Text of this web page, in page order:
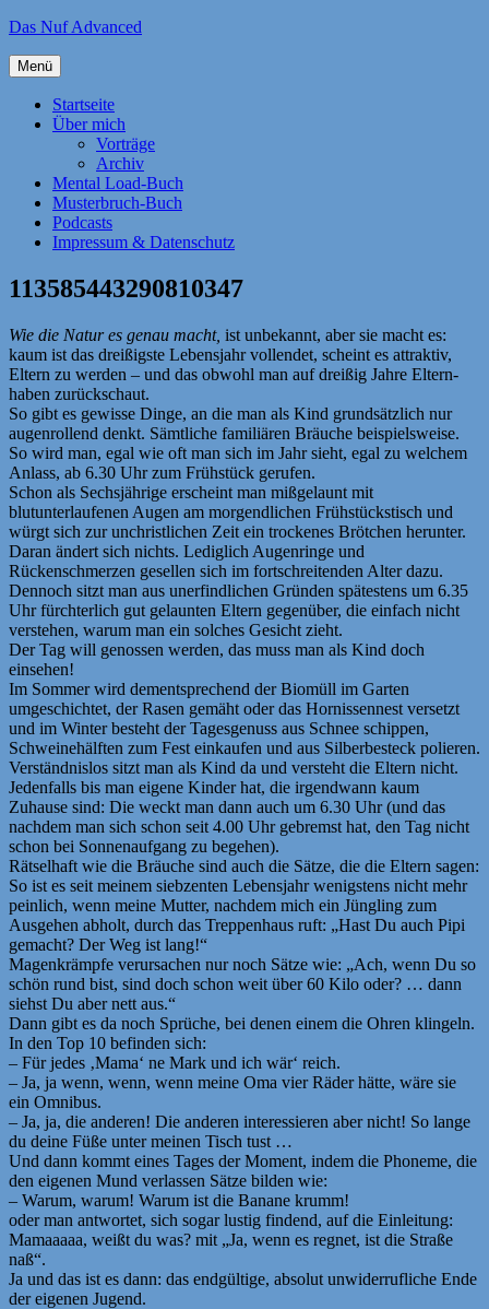
Zum
springen
Das Nuf Advanced
Menü
Startseite
Über mich
Vorträge
Archiv
Mental Load-Buch
Musterbruch-Buch
Podcasts
Impressum & Datenschutz
113585443290810347
Wie die Natur es genau macht, ist unbekannt, aber sie macht es:
kaum ist das dreißigste Lebensjahr vollendet, scheint es attraktiv,
Eltern zu werden – und das obwohl man auf dreißig Jahre Eltern-
haben zurückschaut.
So gibt es gewisse Dinge, an die man als Kind grundsätzlich nur
augenrollend denkt. Sämtliche familiären Bräuche beispielsweise.
So wird man, egal wie oft man sich im Jahr sieht, egal zu welchem
Anlass, ab 6.30 Uhr zum Frühstück gerufen.
Schon als Sechsjährige erscheint man mißgelaunt mit
blutunterlaufenen Augen am morgendlichen Frühstückstisch und
würgt sich zur unchristlichen Zeit ein trockenes Brötchen herunter.
Daran ändert sich nichts. Lediglich Augenringe und
Rückenschmerzen gesellen sich im fortschreitenden Alter dazu.
Dennoch sitzt man aus unerfindlichen Gründen spätestens um 6.35
Uhr fürchterlich gut gelaunten Eltern gegenüber, die einfach nicht
verstehen, warum man ein solches Gesicht zieht.
Der Tag will genossen werden, das muss man als Kind doch
einsehen!
Im Sommer wird dementsprechend der Biomüll im Garten
umgeschichtet, der Rasen gemäht oder das Hornissennest versetzt
und im Winter besteht der Tagesgenuss aus Schnee schippen,
Schweinehälften zum Fest einkaufen und aus Silberbesteck polieren.
Verständnislos sitzt man als Kind da und versteht die Eltern nicht.
Jedenfalls bis man eigene Kinder hat, die irgendwann kaum
Zuhause sind: Die weckt man dann auch um 6.30 Uhr (und das
nachdem man sich schon seit 4.00 Uhr gebremst hat, den Tag nicht
schon bei Sonnenaufgang zu begehen).
Rätselhaft wie die Bräuche sind auch die Sätze, die die Eltern sagen:
So ist es seit meinem siebzenten Lebensjahr wenigstens nicht mehr
peinlich, wenn meine Mutter, nachdem mich ein Jüngling zum
Ausgehen abholt, durch das Treppenhaus ruft: „Hast Du auch Pipi
gemacht? Der Weg ist lang!“
Magenkrämpfe verursachen nur noch Sätze wie: „Ach, wenn Du so
schön rund bist, sind doch schon weit über 60 Kilo oder? … dann
siehst Du aber nett aus.“
Dann gibt es da noch Sprüche, bei denen einem die Ohren klingeln.
In den Top 10 befinden sich:
– Für jedes ‚Mama‘ ne Mark und ich wär‘ reich.
– Ja, ja wenn, wenn, wenn meine Oma vier Räder hätte, wäre sie
ein Omnibus.
– Ja, ja, die anderen! Die anderen interessieren aber nicht! So lange
du deine Füße unter meinen Tisch tust …
Und dann kommt eines Tages der Moment, indem die Phoneme, die
den eigenen Mund verlassen Sätze bilden wie:
– Warum, warum! Warum ist die Banane krumm!
oder man antwortet, sich sogar lustig findend, auf die Einleitung:
Mamaaaaa, weißt du was? mit „Ja, wenn es regnet, ist die Straße
naß“.
Ja und das ist es dann: das endgültige, absolut unwiderrufliche Ende
der eigenen Jugend.